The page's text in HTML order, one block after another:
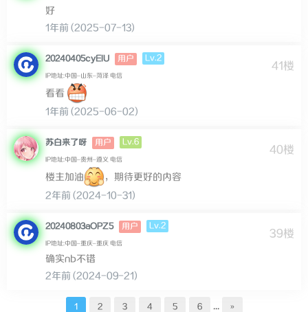
好
1年前 (2025-07-13)
41楼
20240405cyEIU 用户 Lv.2
IP地址:中国–山东–菏泽 电信
看看
1年前 (2025-06-02)
40楼
苏白来了呀 用户 Lv.6
IP地址:中国–贵州–遵义 电信
楼主加油
，期待更好的内容
2年前 (2024-10-31)
39楼
20240803aOPZ5 用户 Lv.2
IP地址:中国–重庆–重庆 电信
确实nb不错
2年前 (2024-09-21)
1 2 3 4 5 6 ... »